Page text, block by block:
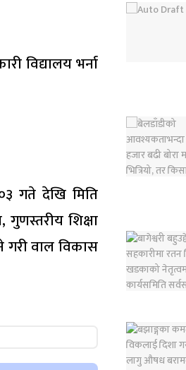
विद्यालय भर्ना
गते देखि मिति
शिक्षा
गरी वाल विकास